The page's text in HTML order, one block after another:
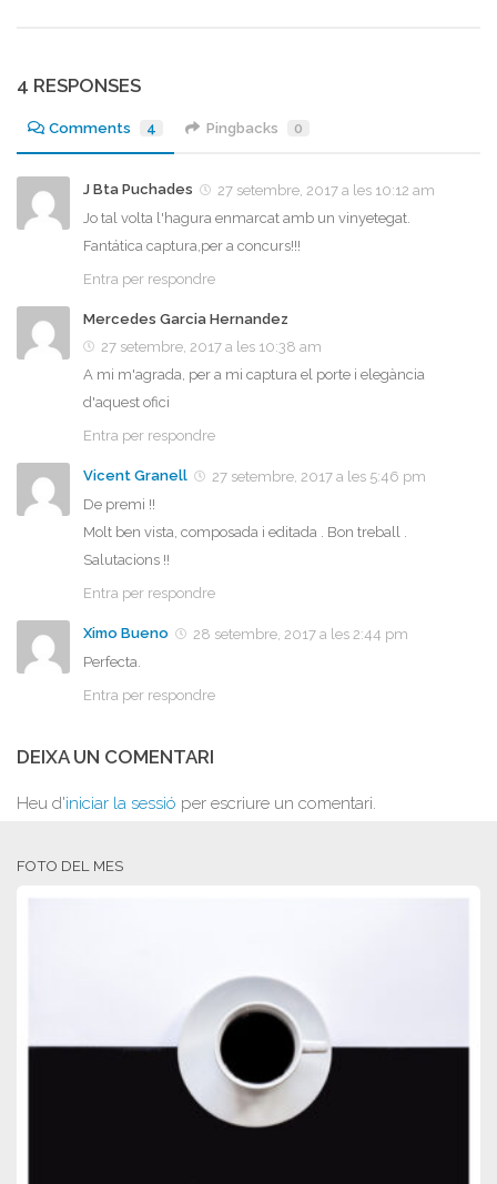
4 RESPONSES
Comments 4 Pingbacks 0
J Bta Puchades
27 setembre, 2017 a les 10:12 am
Jo tal volta l'hagura enmarcat amb un vinyetegat.
Fantática captura,per a concurs!!!
Entra per respondre
Mercedes Garcia Hernandez
27 setembre, 2017 a les 10:38 am
A mi m'agrada, per a mi captura el porte i elegància
d'aquest ofici
Entra per respondre
Vicent Granell
27 setembre, 2017 a les 5:46 pm
De premi !!
Molt ben vista, composada i editada . Bon treball .
Salutacions !!
Entra per respondre
Ximo Bueno
28 setembre, 2017 a les 2:44 pm
Perfecta.
Entra per respondre
DEIXA UN COMENTARI
Heu d'iniciar la sessió per escriure un comentari.
FOTO DEL MES